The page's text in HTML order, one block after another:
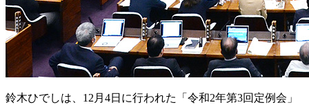
鈴木ひでしは、12月4日に行われた「令和2年第3回定例会」